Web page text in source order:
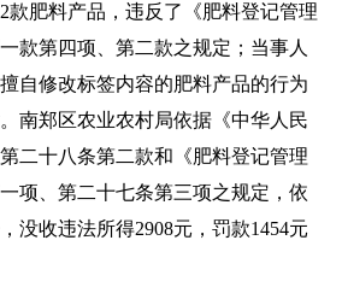
款肥料产品，违反了《肥料登记管理
款第四项、第二款之规定；当事人
自修改标签内容的肥料产品的行为
南郑区农业农村局依据《中华人民
二十八条第二款和《肥料登记管理
项、第二十七条第三项之规定，依
没收违法所得2908元，罚款1454元